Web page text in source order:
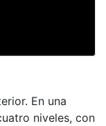
En una
niveles, con